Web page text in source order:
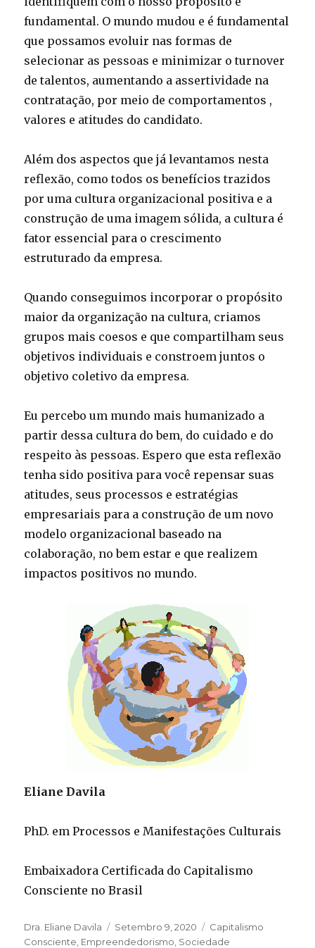
fundamental. O mundo mudou e é fundamental
que possamos evoluir nas formas de
selecionar as pessoas e minimizar o turnover
de talentos, aumentando a assertividade na
contratação, por meio de comportamentos ,
valores e atitudes do candidato.
Além dos aspectos que já levantamos nesta
reflexão, como todos os benefícios trazidos
por uma cultura organizacional positiva e a
construção de uma imagem sólida, a cultura é
fator essencial para o crescimento
estruturado da empresa.
Quando conseguimos incorporar o propósito
maior da organização na cultura, criamos
grupos mais coesos e que compartilham seus
objetivos individuais e constroem juntos o
objetivo coletivo da empresa.
Eu percebo um mundo mais humanizado a
partir dessa cultura do bem, do cuidado e do
respeito às pessoas. Espero que esta reflexão
tenha sido positiva para você repensar suas
atitudes, seus processos e estratégias
empresariais para a construção de um novo
modelo organizacional baseado na
colaboração, no bem estar e que realizem
impactos positivos no mundo.
Eliane Davila
PhD. em Processos e Manifestações Culturais
Embaixadora Certificada do Capitalismo
Consciente no Brasil
Autor
Dra. Eliane Davila
Publicado
em
Setembro 9, 2020 Categorias
Capitalismo
Consciente Empreendedorismo Sociedade